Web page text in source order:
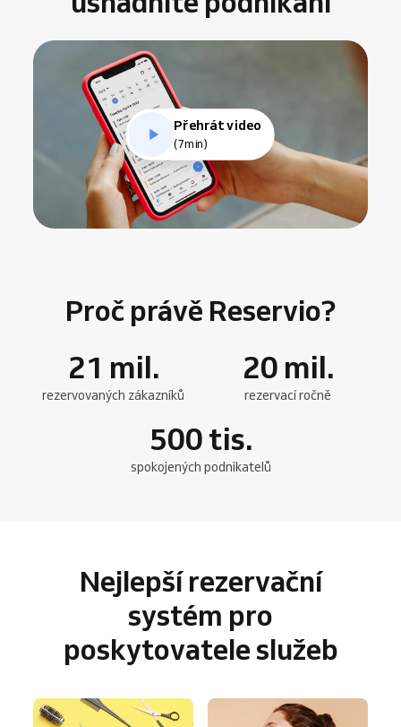
Přehrát video
(7min)
Proč právě Reservio?
21 mil.
rezervovaných zákazníků
20 mil.
rezervací ročně
500tis.
spokojených podnikatelů
Nejlepší rezervační
systém pro
poskytovatele služeb